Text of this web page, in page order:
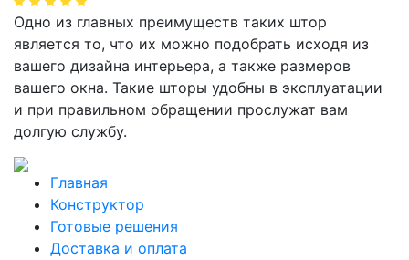
Одно из главных преимуществ таких штор
является то, что их можно подобрать исходя из
вашего дизайна интерьера, а также размеров
вашего окна. Такие шторы удобны в эксплуатации
и при правильном обращении прослужат вам
долгую службу.
Главная
Конструктор
Готовые решения
Доставка и оплата